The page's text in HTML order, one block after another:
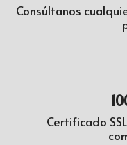
Consúltanos
Certificado